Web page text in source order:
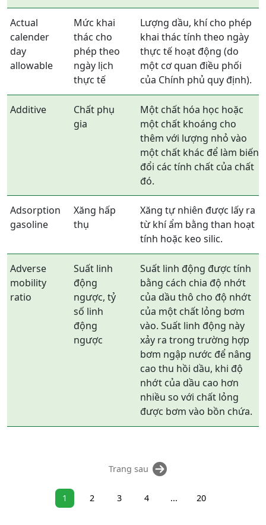
Actual
calender
day
allowable
Mức khai
thác cho
phép theo
ngày lịch
thực tế
Lượng dầu, khí cho phép
khai thác tính theo ngày
thực tế hoạt động (do
một cơ quan điều phối
của Chính phủ quy định).
Additive
Chất phụ
gia
Một chất hóa học hoặc
một chất khoáng cho
thêm với lượng nhỏ vào
một chất khác để làm biến
đổi các tính chất của chất
đó.
Adsorption
gasoline
Xăng hấp
thụ
Xăng tự nhiên được lấy ra
từ khí ẩm bằng than hoạt
tính hoặc keo silic.
Adverse
mobility
ratio
Suất linh
động
ngược, tỷ
số linh
động
ngược
Suất linh động được tính
bằng cách chia độ nhớt
của dầu thô cho độ nhớt
của một chất lỏng bơm
vào. Suất linh động này
xảy ra trong trường hợp
bơm ngập nước để nâng
cao thu hồi dầu, khi độ
nhớt của dầu cao hơn
nhiều so với chất lỏng
được bơm vào bồn chứa.
Trang sau
1 2 3 4 ... 20